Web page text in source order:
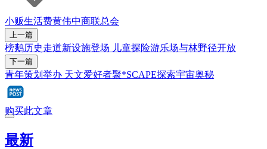
小贩生活费黄伟中商联总会
上一篇
榜鹅历史走道新设施登场 儿童探险游乐场与林野径开放
下一篇
青年策划举办 天文爱好者聚*SCAPE探索宇宙奥秘
购买此文章
最新